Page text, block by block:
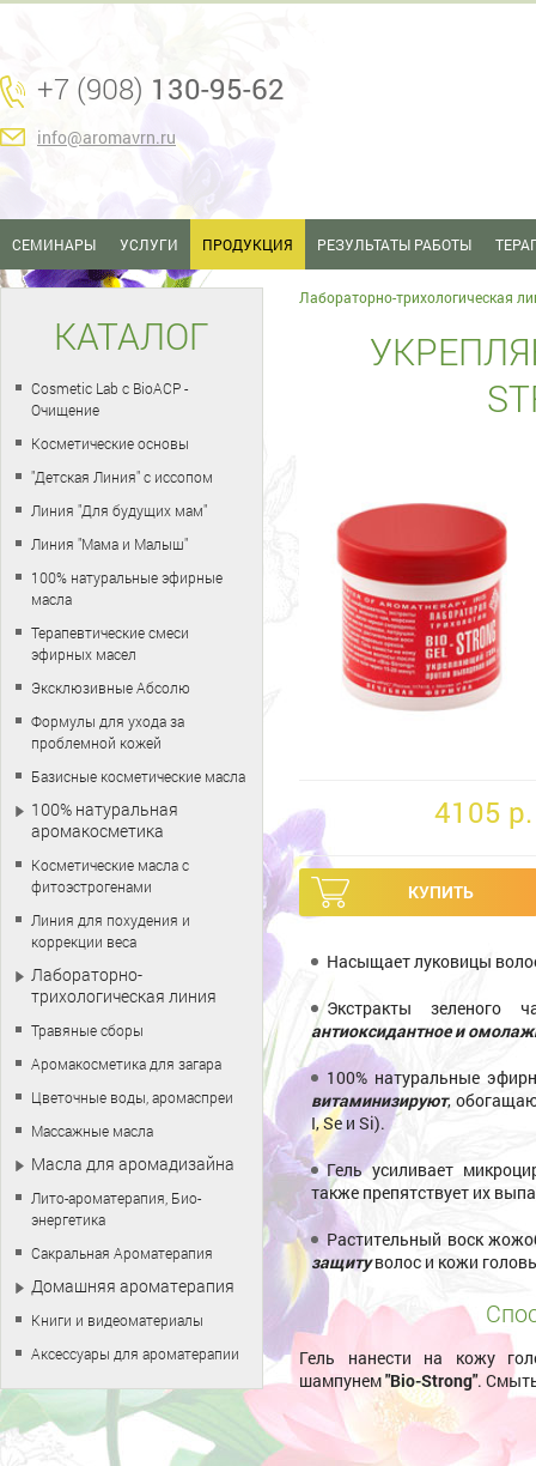
+7 (908) 130-95-62
info@aromavrn.ru
СЕМИНАРЫ УСЛУГИ ПРОДУКЦИЯ РЕЗУЛЬТАТЫ РАБОТЫ
Лабораторно-трихологическая
4105 p.
Насыщает луковицы
Экстракты зеленого
антиоксидантное и
100% натуральные
витаминизируют,
I, Se и Si).
Гель усиливает
также препятствует их
Растительный воск
защитуволос и кожи
Гель нанести на кожу
шампунем"Bio-Strong".
КАТАЛОГ
Cosmetic Lab с BioACP -
Очищение
Косметические основы
"Детская Линия" с иссопом
Линия "Для будущих мам"
Линия "Мама и Малыш"
100% натуральные эфирные
масла
Терапевтические смеси
эфирных масел
Эксклюзивные Абсолю
Формулы для ухода за
проблемной кожей
Базисные косметические масла
100% натуральная
аромакосметика
Косметические масла с
фитоэстрогенами
Линия для похудения и
коррекции веса
Лабораторно-
трихологическая линия
Травяные сборы
Аромакосметика для загара
Цветочные воды, аромаспреи
Массажные масла
Масла для аромадизайна
Лито-ароматерапия, Био-
энергетика
Сакральная Ароматерапия
Домашняя ароматерапия
Книги и видеоматериалы
Аксессуары для ароматерапии